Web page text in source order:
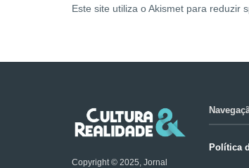
Este site utiliza o Akismet para reduzir
Copyright © 2025, Jornal
Política